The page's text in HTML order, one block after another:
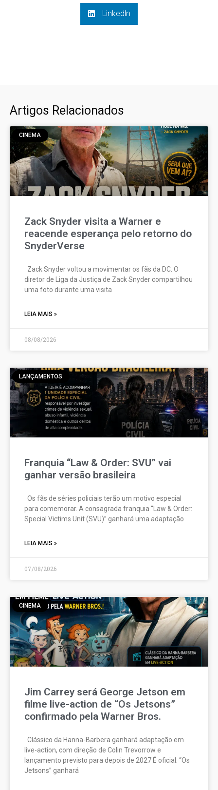
LinkedIn
Artigos Relacionados
CINEMA
Zack Snyder visita a Warner e
reacende esperança pelo retorno do
SnyderVerse
Zack Snyder voltou a movimentar os fãs da DC. O
diretor de Liga da Justiça de Zack Snyder compartilhou
uma foto durante uma visita
LEIA MAIS »
08/08/2026
LANÇAMENTOS
Franquia “Law & Order: SVU” vai
ganhar versão brasileira
Os fãs de séries policiais terão um motivo especial
para comemorar. A consagrada franquia “Law & Order:
Special Victims Unit (SVU)” ganhará uma adaptação
LEIA MAIS »
07/08/2026
CINEMA
Jim Carrey será George Jetson em
filme live-action de “Os Jetsons”
confirmado pela Warner Bros.
Clássico da Hanna-Barbera ganhará adaptação em
live-action, com direção de Colin Trevorrow e
lançamento previsto para depois de 2027 É oficial: “Os
Jetsons” ganhará